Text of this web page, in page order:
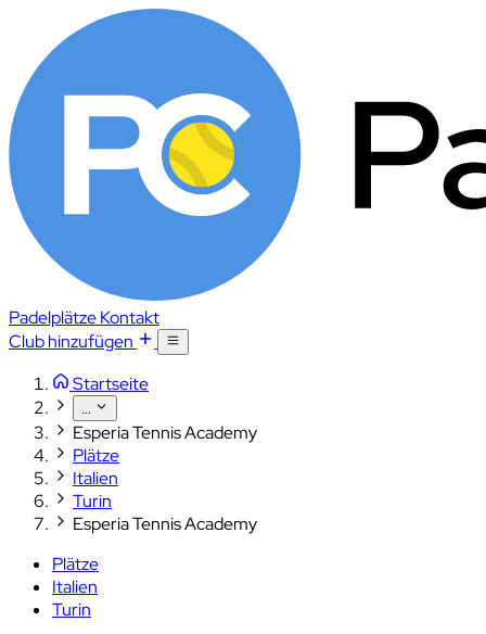
PadelplätzeKontakt
Club hinzufügen
Startseite
...
Esperia Tennis Academy
Plätze
Italien
Turin
Esperia Tennis Academy
Plätze
Italien
Turin